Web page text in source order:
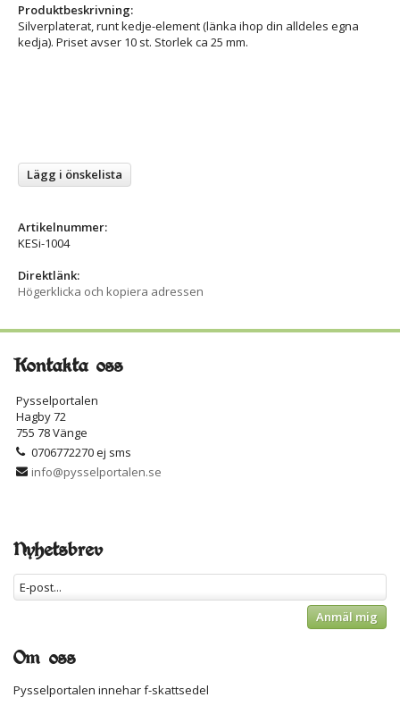
Produktbeskrivning:
Silverplaterat, runt kedje-element (länka ihop din alldeles egna
kedja). Priset avser 10 st. Storlek ca 25 mm.
Lägg i önskelista
Artikelnummer:
KESi-1004
Direktlänk:
Högerklicka och kopiera adressen
Kontakta oss
Pysselportalen
Hagby 72
755 78 Vänge
0706772270 ej sms
info@pysselportalen.se
Nyhetsbrev
Anmäl mig
Om oss
Pysselportalen innehar f-skattsedel